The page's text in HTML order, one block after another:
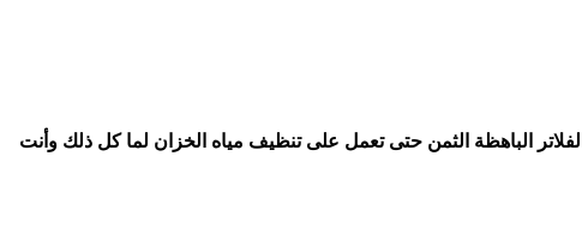
الباهظة الثمن حتى تعمل على تنظيف مياه الخزان لما كل ذلك وأنت